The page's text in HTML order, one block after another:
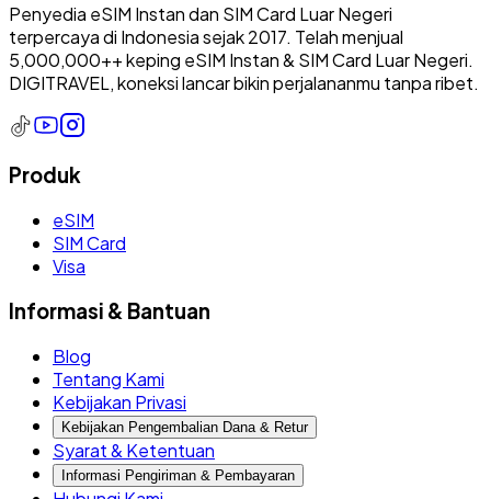
Penyedia eSIM Instan dan SIM Card Luar Negeri
terpercaya di Indonesia sejak 2017. Telah menjual
5,000,000++ keping eSIM Instan & SIM Card Luar Negeri.
DIGITRAVEL, koneksi lancar bikin perjalananmu tanpa ribet.
Produk
eSIM
SIM Card
Visa
Informasi & Bantuan
Blog
Tentang Kami
Kebijakan Privasi
Kebijakan Pengembalian Dana & Retur
Syarat & Ketentuan
Informasi Pengiriman & Pembayaran